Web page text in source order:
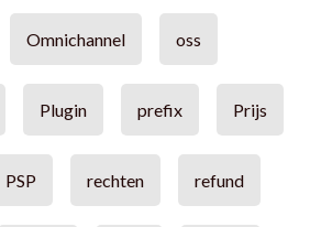
Omnichannel oss
Plugin prefix Prijs
PSP rechten refund